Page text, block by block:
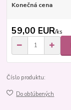
Konečná cena
59,00 EUR/ks
Číslo produktu:
Do obľúbených